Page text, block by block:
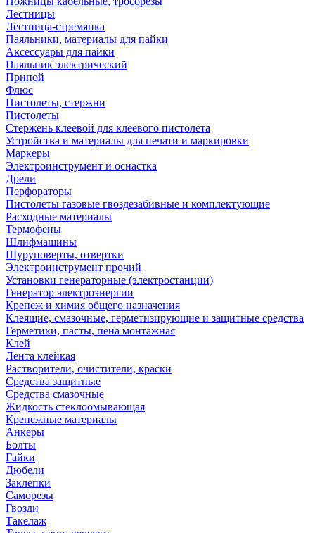
Лестницы
Лестница-стремянка
Паяльники, материалы для пайки
Аксессуары для пайки
Паяльник электрический
Припой
Флюс
Пистолеты, стержни
Пистолеты
Стержень клеевой для клеевого пистолета
Устройства и материалы для печати и маркировки
Маркеры
Электроинструмент и оснастка
Дрели
Перфораторы
Пистолеты газовые гвоздезабивные и комплектующие
Расходные материалы
Термофены
Шлифмашины
Шуруповерты, отвертки
Электроинструмент прочий
Установки генераторные (электростанции)
Генератор электроэнергии
Крепеж и химия общего назначения
Клеящие, смазочные, герметизирующие и защитные средства
Герметики, пасты, пена монтажная
Клей
Лента клейкая
Растворители, очистители, краски
Средства защитные
Средства смазочные
Жидкость стеклоомывающая
Крепежные материалы
Анкеры
Болты
Гайки
Дюбели
Заклепки
Саморезы
Гвозди
Такелаж